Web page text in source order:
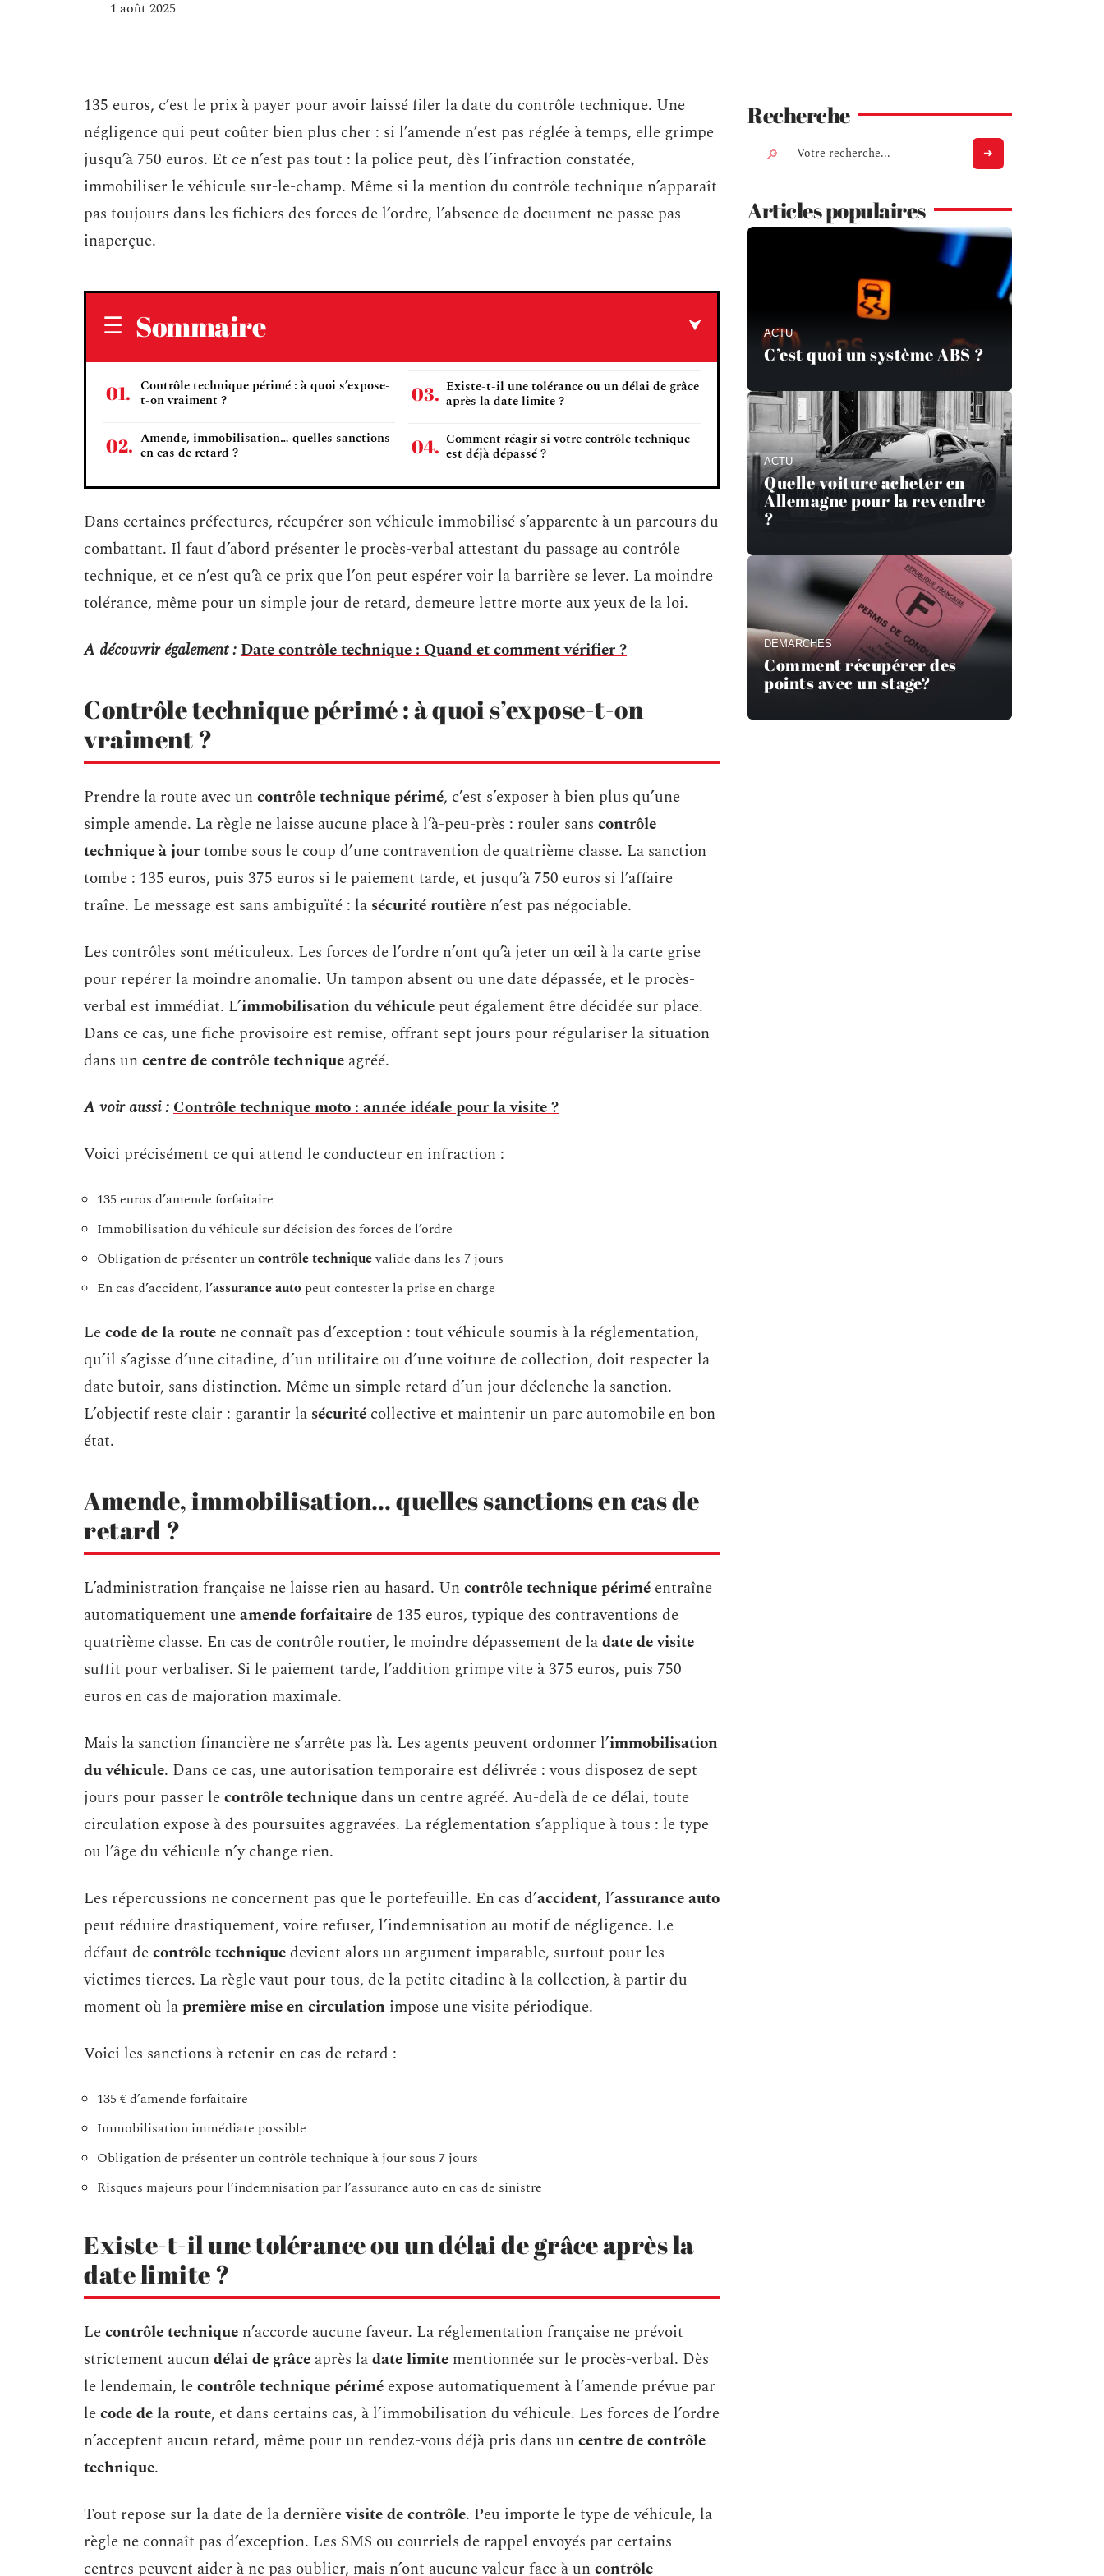
1 août 2025
135 euros, c’est le prix à payer pour avoir laissé filer la date du contrôle technique. Une
négligence qui peut coûter bien plus cher : si l’amende n’est pas réglée à temps, elle grimpe
jusqu’à 750 euros. Et ce n’est pas tout : la police peut, dès l’infraction constatée,
immobiliser le véhicule sur-le-champ. Même si la mention du contrôle technique n’apparaît
pas toujours dans les fichiers des forces de l’ordre, l’absence de document ne passe pas
inaperçue.
Sommaire
Contrôle technique périmé : à quoi s’expose-
t-on vraiment ?
Amende, immobilisation… quelles sanctions
en cas de retard ?
Existe-t-il une tolérance ou un délai de grâce
après la date limite ?
Comment réagir si votre contrôle technique
est déjà dépassé ?
Dans certaines préfectures, récupérer son véhicule immobilisé s’apparente à un parcours du
combattant. Il faut d’abord présenter le procès-verbal attestant du passage au contrôle
technique, et ce n’est qu’à ce prix que l’on peut espérer voir la barrière se lever. La moindre
tolérance, même pour un simple jour de retard, demeure lettre morte aux yeux de la loi.
A découvrir également :Date contrôle technique : Quand et comment vérifier ?
Contrôle technique périmé : à quoi s’expose-t-on
vraiment ?
Prendre la route avec uncontrôle technique périmé, c’est s’exposer à bien plus qu’une
simple amende. La règle ne laisse aucune place à l’à-peu-près : rouler sans contrôle
technique à jourtombe sous le coup d’une contravention de quatrième classe. La sanction
tombe : 135 euros, puis 375 euros si le paiement tarde, et jusqu’à 750 euros si l’affaire
traîne. Le message est sans ambiguïté : la sécurité routière n’est pas négociable.
Les contrôles sont méticuleux. Les forces de l’ordre n’ont qu’à jeter un œil à la carte grise
pour repérer la moindre anomalie. Un tampon absent ou une date dépassée, et le procès-
verbal est immédiat. L’immobilisation du véhicule peut également être décidée sur place.
Dans ce cas, une fiche provisoire est remise, offrant sept jours pour régulariser la situation
dans uncentre de contrôle technique agréé.
A voir aussi :Contrôle technique moto : année idéale pour la visite ?
Voici précisément ce qui attend le conducteur en infraction :
135 euros d’amende forfaitaire
Immobilisation du véhicule sur décision des forces de l’ordre
Obligation de présenter uncontrôle techniquevalide dans les 7 jours
En cas d’accident, l’assurance auto peut contester la prise en charge
Lecode de la route ne connaît pas d’exception : tout véhicule soumis à la réglementation,
qu’il s’agisse d’une citadine, d’un utilitaire ou d’une voiture de collection, doit respecter la
date butoir, sans distinction. Même un simple retard d’un jour déclenche la sanction.
L’objectif reste clair : garantir la sécurité collective et maintenir un parc automobile en bon
état.
Amende, immobilisation… quelles sanctions en cas de
retard ?
L’administration française ne laisse rien au hasard. Uncontrôle technique périmé entraîne
automatiquement uneamende forfaitairede 135 euros, typique des contraventions de
quatrième classe. En cas de contrôle routier, le moindre dépassement de ladate de visite
suffit pour verbaliser. Si le paiement tarde, l’addition grimpe vite à 375 euros, puis 750
euros en cas de majoration maximale.
Mais la sanction financière ne s’arrête pas là. Les agents peuvent ordonner l’immobilisation
du véhicule. Dans ce cas, une autorisation temporaire est délivrée : vous disposez de sept
jours pour passer lecontrôle techniquedans un centre agréé. Au-delà de ce délai, toute
circulation expose à des poursuites aggravées. La réglementation s’applique à tous : le type
ou l’âge du véhicule n’y change rien.
Les répercussions ne concernent pas que le portefeuille. En cas d’accident, l’assurance auto
peut réduire drastiquement, voire refuser, l’indemnisation au motif de négligence. Le
défaut decontrôle techniquedevient alors un argument imparable, surtout pour les
victimes tierces. La règle vaut pour tous, de la petite citadine à la collection, à partir du
moment où lapremière mise en circulation impose une visite périodique.
Voici les sanctions à retenir en cas de retard :
135 € d’amende forfaitaire
Immobilisation immédiate possible
Obligation de présenter un contrôle technique à jour sous 7 jours
Risques majeurs pour l’indemnisation par l’assurance auto en cas de sinistre
Existe-t-il une tolérance ou un délai de grâce après la
date limite ?
Lecontrôle technique n’accorde aucune faveur. La réglementation française ne prévoit
strictement aucundélai de grâce après ladate limite mentionnée sur le procès-verbal. Dès
le lendemain, lecontrôle technique périmé expose automatiquement à l’amende prévue par
lecode de la route, et dans certains cas, à l’immobilisation du véhicule. Les forces de l’ordre
n’acceptent aucun retard, même pour un rendez-vous déjà pris dans uncentre de contrôle
technique.
Tout repose sur la date de la dernièrevisite de contrôle. Peu importe le type de véhicule, la
règle ne connaît pas d’exception. Les SMS ou courriels de rappel envoyés par certains
centres peuvent aider à ne pas oublier, mais n’ont aucune valeur face à uncontrôle
Recherche
Articles populaires
ACTU
C’est quoi un système ABS ?
ACTU
Quelle voiture acheter en
Allemagne pour la revendre
?
DÉMARCHES
Comment récupérer des
points avec un stage?